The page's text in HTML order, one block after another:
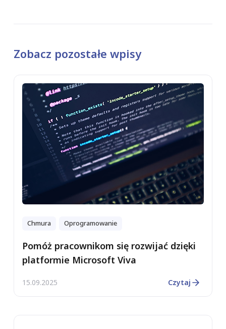
Zobacz pozostałe wpisy
Chmura Oprogramowanie
Pomóż pracownikom się rozwijać dzięki
platformie Microsoft Viva
15.09.2025 Czytaj